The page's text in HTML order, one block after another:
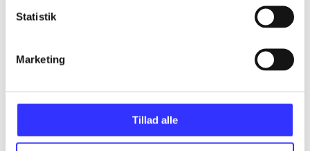
Statistik
Marketing
Tillad alle
Alle registrerede artikler fordelt på udgivelser
...